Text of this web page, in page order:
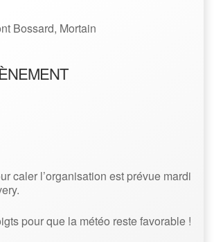
Bossard, Mortain
caler l’organisation est prévue mardi
pour que la météo reste favorable !